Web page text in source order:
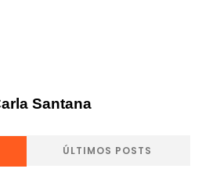
Santana
ÚLTIMOS POSTS